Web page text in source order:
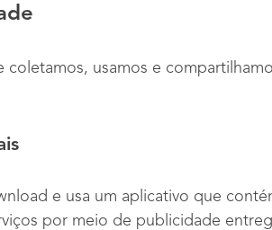
coletamos, usamos e
e usa um aplicativo que
por meio de publicidade